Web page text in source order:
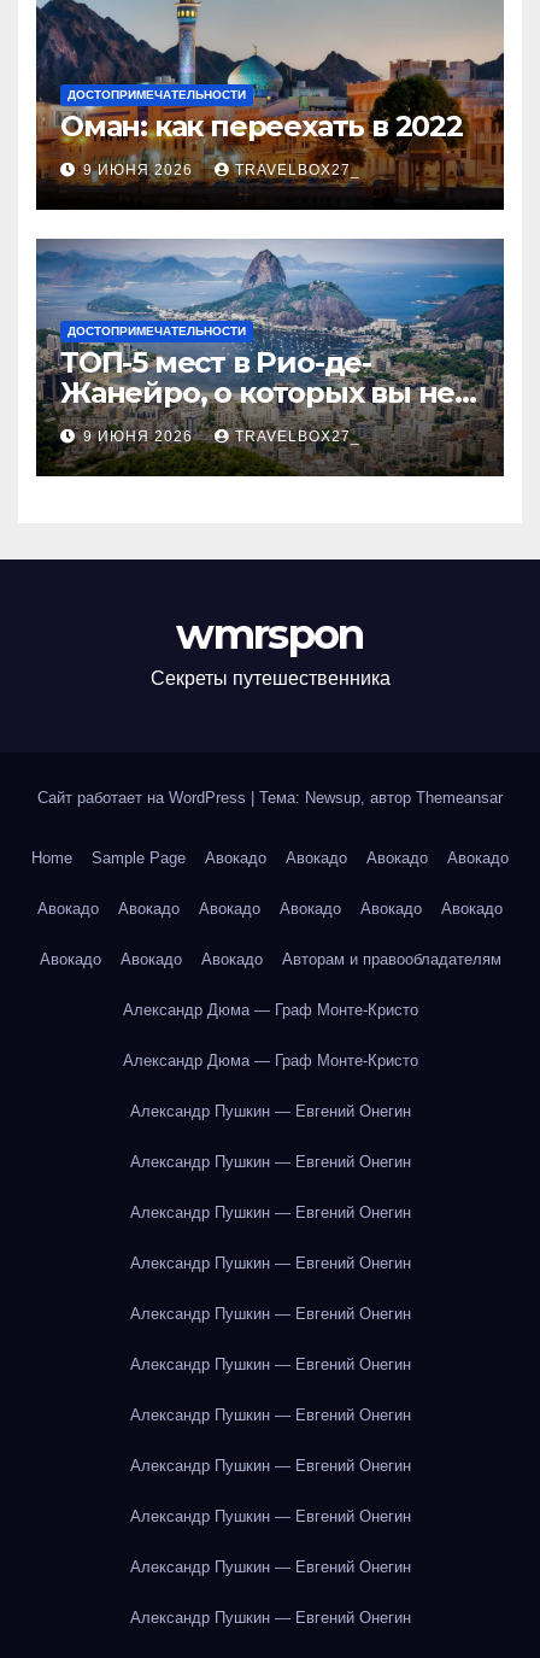
ДОСТОПРИМЕЧАТЕЛЬНОСТИ
Оман: как переехать в 2022
9 ИЮНЯ 2026 TRAVELBOX27_
ДОСТОПРИМЕЧАТЕЛЬНОСТИ
ТОП-5 мест в Рио-де-
Жанейро, о которых вы не
знали
9 ИЮНЯ 2026 TRAVELBOX27_
wmrspon
Секреты путешественника
Сайт работает на WordPress Тема: Newsup, автор Themeansar
Home Sample Page Авокадо Авокадо Авокадо Авокадо
Авокадо Авокадо Авокадо Авокадо Авокадо Авокадо
Авокадо Авокадо Авокадо Авторам и правообладателям
Александр Дюма — Граф Монте-Кристо
Александр Дюма — Граф Монте-Кристо
Александр Пушкин — Евгений Онегин
Александр Пушкин — Евгений Онегин
Александр Пушкин — Евгений Онегин
Александр Пушкин — Евгений Онегин
Александр Пушкин — Евгений Онегин
Александр Пушкин — Евгений Онегин
Александр Пушкин — Евгений Онегин
Александр Пушкин — Евгений Онегин
Александр Пушкин — Евгений Онегин
Александр Пушкин — Евгений Онегин
Александр Пушкин — Евгений Онегин